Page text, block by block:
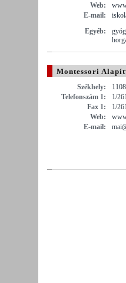
Web:
E-mail:
Egyéb:
Montessori
Székhely:
Telefonszám 1:
1/
Fax 1:
1/
Web:
E-mail: